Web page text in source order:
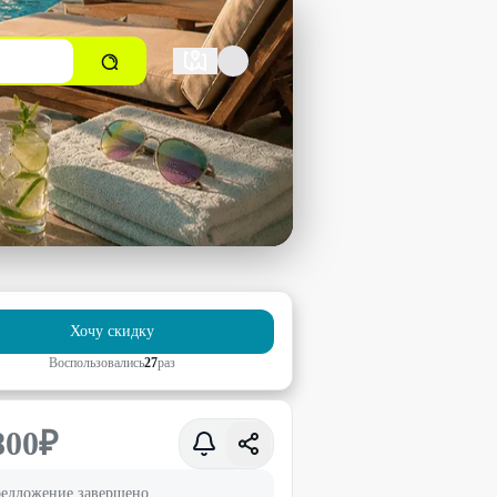
Хочу скидку
Воспользовались27раз
₽
завершено